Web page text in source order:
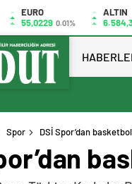
EURO
55,0229 0.01%
ALTIN
Spor DSİ Spor’dan